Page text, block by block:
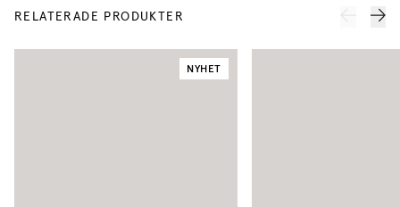
RELATERADE PRODUKTER
NYHET